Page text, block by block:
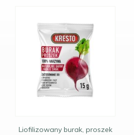
Liofilizowany burak, proszek